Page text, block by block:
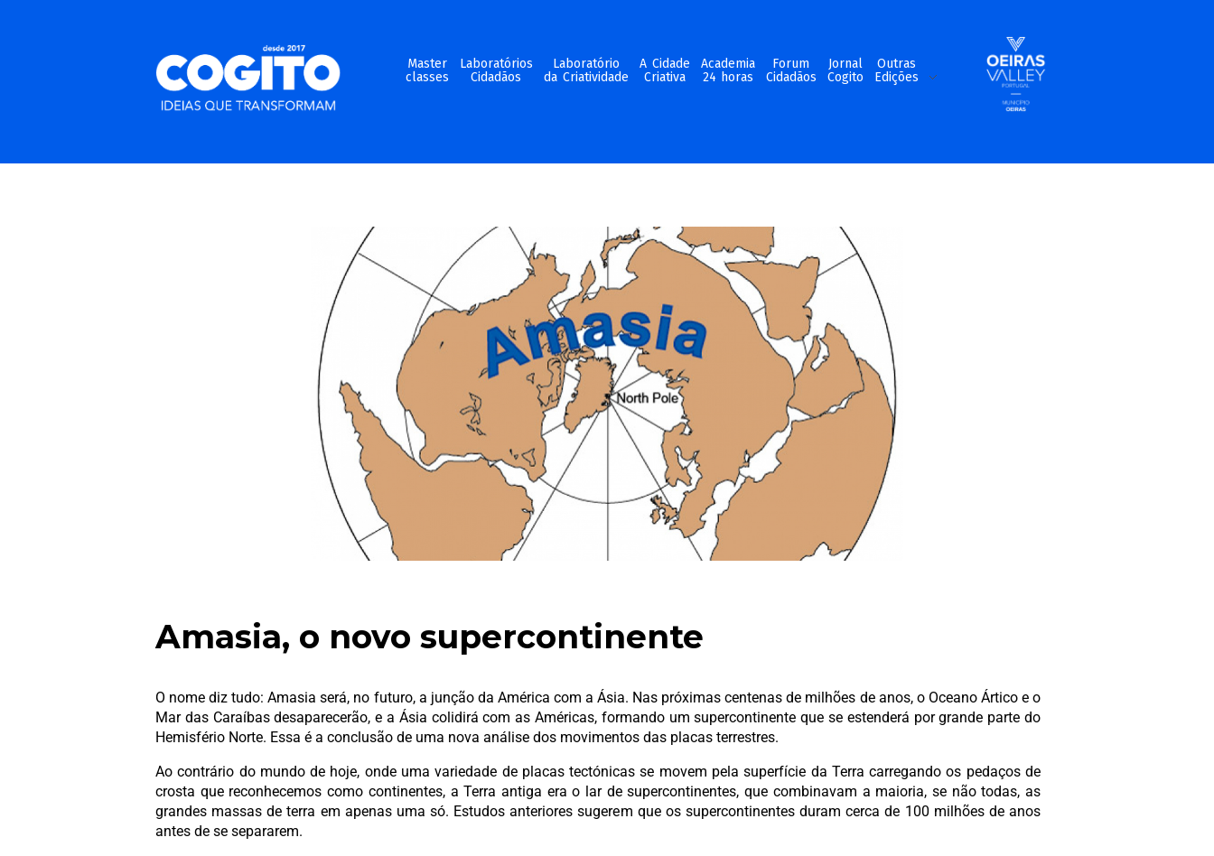
Master
classes
Laboratórios
Cidadãos
Laboratório
da Criatividade
A Cidade
Criativa
Academia
24 horas
Forum
Cidadãos
Jornal
Cogito
Outras
Edições
Amasia, o novo supercontinente
O nome diz tudo: Amasia será, no futuro, a junção da América com a Ásia. Nas próximas centenas de milhões de anos, o Oceano Ártico e o
Mar das Caraíbas desaparecerão, e a Ásia colidirá com as Américas, formando um supercontinente que se estenderá por grande parte do
Hemisfério Norte. Essa é a conclusão de uma nova análise dos movimentos das placas terrestres.
Ao contrário do mundo de hoje, onde uma variedade de placas tectónicas se movem pela superfície da Terra carregando os pedaços de
crosta que reconhecemos como continentes, a Terra antiga era o lar de supercontinentes, que combinavam a maioria, se não todas, as
grandes massas de terra em apenas uma só. Estudos anteriores sugerem que os supercontinentes duram cerca de 100 milhões de anos
antes de se separarem.